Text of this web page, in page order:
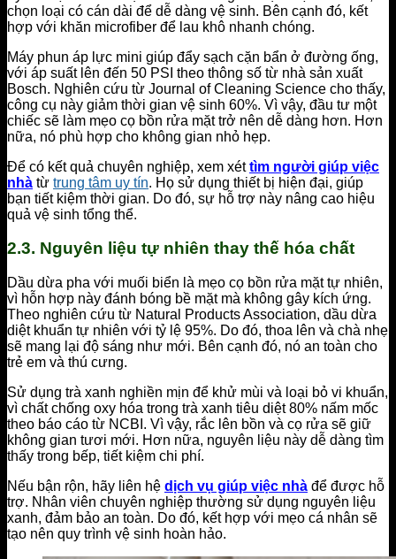
chọn loại có cán dài để dễ dàng vệ sinh. Bên cạnh đó, kết
hợp với khăn microfiber để lau khô nhanh chóng.
Máy phun áp lực mini giúp đẩy sạch cặn bẩn ở đường ống,
với áp suất lên đến 50 PSI theo thông số từ nhà sản xuất
Bosch. Nghiên cứu từ Journal of Cleaning Science cho thấy,
công cụ này giảm thời gian vệ sinh 60%. Vì vậy, đầu tư một
chiếc sẽ làm mẹo cọ bồn rửa mặt trở nên dễ dàng hơn. Hơn
nữa, nó phù hợp cho không gian nhỏ hẹp.
Để có kết quả chuyên nghiệp, xem xéttìm người giúp việc
nhà từ trung tâm uy tín. Họ sử dụng thiết bị hiện đại, giúp
bạn tiết kiệm thời gian. Do đó, sự hỗ trợ này nâng cao hiệu
quả vệ sinh tổng thể.
2.3. Nguyên liệu tự nhiên thay thế hóa chất
Dầu dừa pha với muối biển là mẹo cọ bồn rửa mặt tự nhiên,
vì hỗn hợp này đánh bóng bề mặt mà không gây kích ứng.
Theo nghiên cứu từ Natural Products Association, dầu dừa
diệt khuẩn tự nhiên với tỷ lệ 95%. Do đó, thoa lên và chà nhẹ
sẽ mang lại độ sáng như mới. Bên cạnh đó, nó an toàn cho
trẻ em và thú cưng.
Sử dụng trà xanh nghiền mịn để khử mùi và loại bỏ vi khuẩn,
vì chất chống oxy hóa trong trà xanh tiêu diệt 80% nấm mốc
theo báo cáo từ NCBI. Vì vậy, rắc lên bồn và cọ rửa sẽ giữ
không gian tươi mới. Hơn nữa, nguyên liệu này dễ dàng tìm
thấy trong bếp, tiết kiệm chi phí.
Nếu bận rộn, hãy liên hệ dịch vụ giúp việc nhà để được hỗ
trợ. Nhân viên chuyên nghiệp thường sử dụng nguyên liệu
xanh, đảm bảo an toàn. Do đó, kết hợp với mẹo cá nhân sẽ
tạo nên quy trình vệ sinh hoàn hảo.